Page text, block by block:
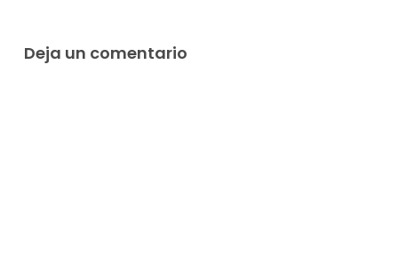
Deja un comentario